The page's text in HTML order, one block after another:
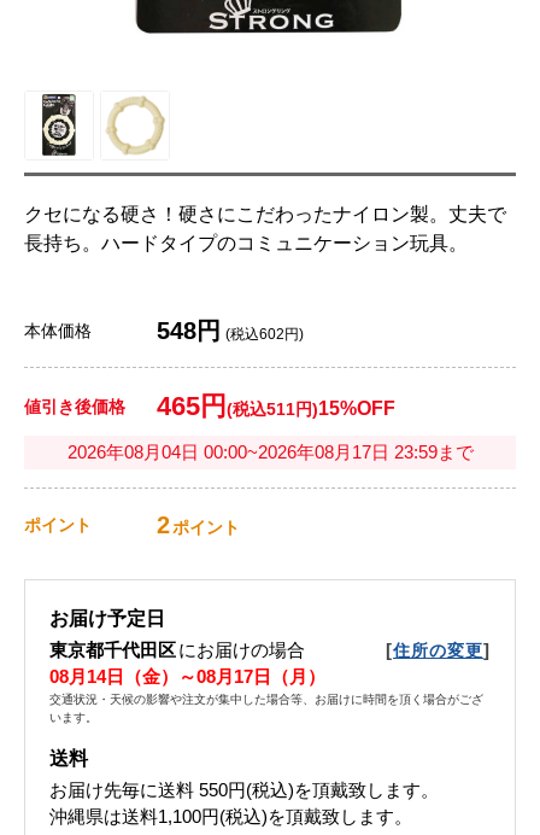
クセになる硬さ！硬さにこだわったナイロン製。丈夫で
長持ち。ハードタイプのコミュニケーション玩具。
本体価格 548円 (税込602円)
値引き後価格 465円 (税込511円)15%OFF
2026年08月04日 00:00~2026年08月17日 23:59まで
ポイント 2ポイント
お届け予定日
東京都千代田区にお届けの場合 [住所の変更]
08月14日（金）～08月17日（月）
交通状況・天候の影響や注文が集中した場合等、お届けに時間を頂く場合がござ
います。
送料
お届け先毎に送料 550円(税込)を頂戴致します。
沖縄県は送料1,100円(税込)を頂戴致します。